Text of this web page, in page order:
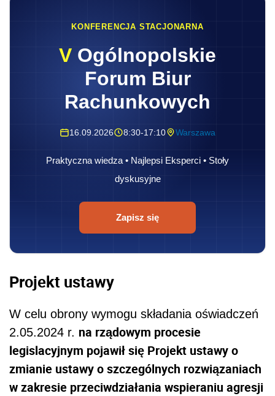
KONFERENCJA STACJONARNA
V Ogólnopolskie
Forum Biur
Rachunkowych
16.09.2026 8:30-17:10 Warszawa
Praktyczna wiedza • Najlepsi Eksperci • Stoły
dyskusyjne
Zapisz się
Projekt ustawy
W celu obrony wymogu składania oświadczeń
2.05.2024 r. na rządowym procesie
legislacyjnym pojawił się Projekt ustawy o
zmianie ustawy o szczególnych rozwiązaniach
w zakresie przeciwdziałania wspieraniu agresji